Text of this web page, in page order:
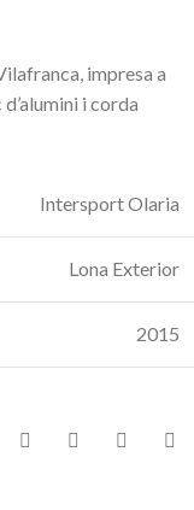
impresa a
i corda
Intersport Olaria
Lona Exterior
2015